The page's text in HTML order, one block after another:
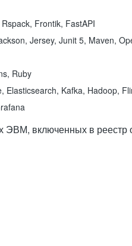
Frontik, FastAPI
Jersey, Junit 5, Maven,
Ruby
Elasticsearch, Kafka, Hadoop,
включенных в реестр